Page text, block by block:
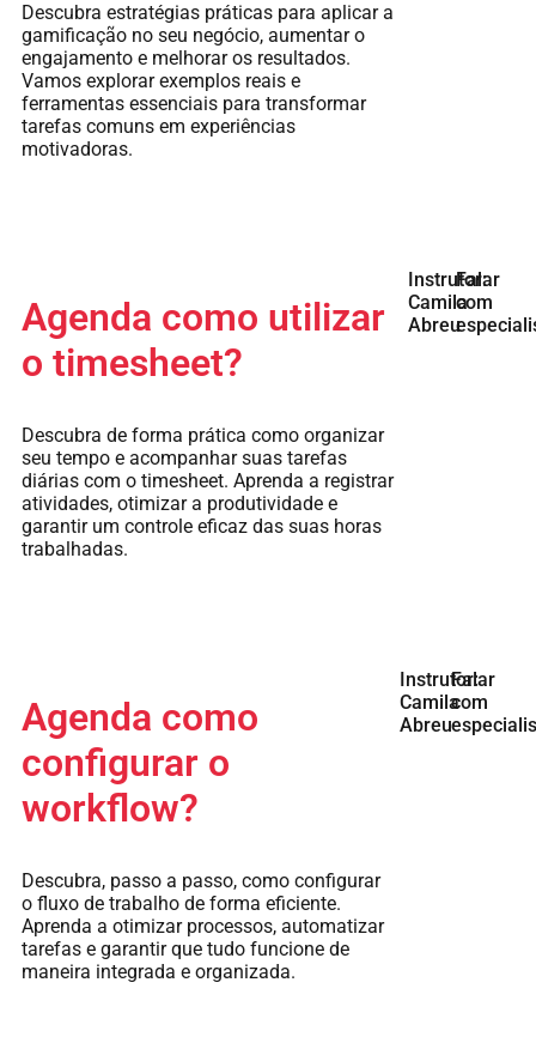
Descubra estratégias práticas para aplicar a
gamificação no seu negócio, aumentar o
engajamento e melhorar os resultados.
Vamos explorar exemplos reais e
ferramentas essenciais para transformar
tarefas comuns em experiências
motivadoras.
Agenda como utilizar
o timesheet?
Descubra de forma prática como organizar
seu tempo e acompanhar suas tarefas
diárias com o timesheet. Aprenda a registrar
atividades, otimizar a produtividade e
garantir um controle eficaz das suas horas
trabalhadas.
Instrutor:
Camila
Abreu
Falar
com
Agenda como
configurar o
workflow?
Descubra, passo a passo, como configurar
o fluxo de trabalho de forma eficiente.
Aprenda a otimizar processos, automatizar
tarefas e garantir que tudo funcione de
maneira integrada e organizada.
Instrutor:
Camila
Abreu
Falar
com